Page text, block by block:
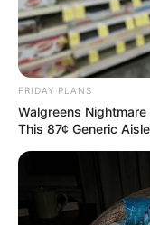
FRIDAY PLANS
Walgreens
This 87¢ Generic